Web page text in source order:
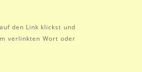
den Link klickst und
verlinkten Wort oder